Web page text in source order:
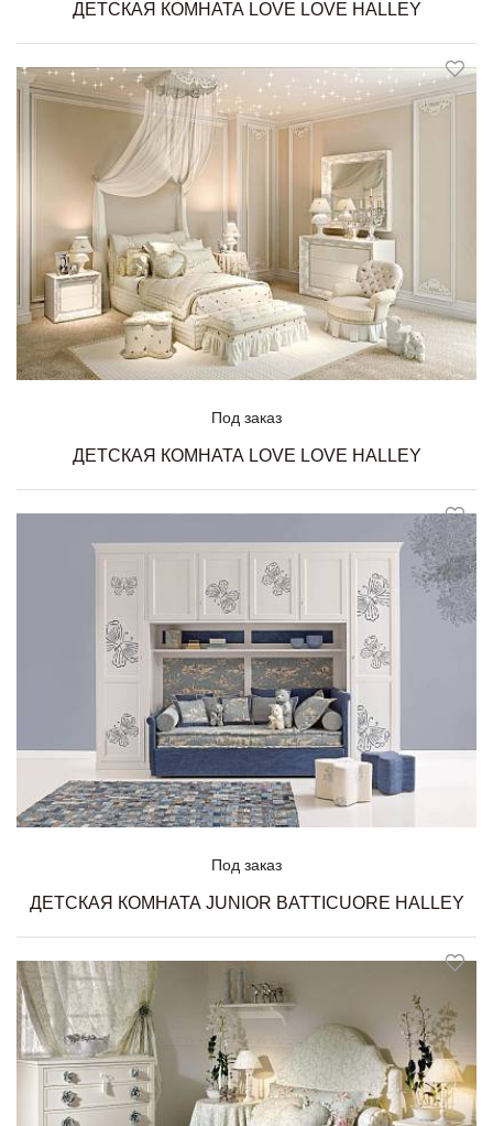
ДЕТСКАЯ КОМНАТА LOVE LOVE HALLEY
Под заказ
ДЕТСКАЯ КОМНАТА LOVE LOVE HALLEY
Под заказ
ДЕТСКАЯ КОМНАТА JUNIOR BATTICUORE HALLEY